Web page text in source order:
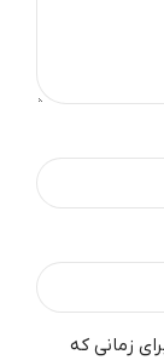
زمانی که